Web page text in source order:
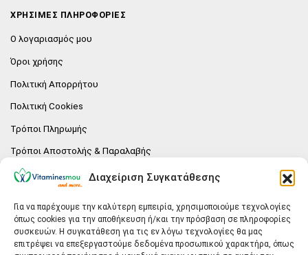
Διαχείριση Συγκατάθεσης
Για να παρέχουμε την καλύτερη εμπειρία, χρησιμοποιούμε τεχνολογίες
όπως cookies για την αποθήκευση ή/και την πρόσβαση σε πληροφορίες
συσκευών. Η συγκατάθεση για τις εν λόγω τεχνολογίες θα μας
επιτρέψει να επεξεργαστούμε δεδομένα προσωπικού χαρακτήρα, όπως
ΧΡΗΣΙΜΕΣ ΠΛΗΡΟΦΟΡΙΕΣ
Ο λογαριασμός μου
Όροι χρήσης
Πολιτική Απορρήτου
Πολιτική Cookies
Τρόποι Πληρωμής
Τρόποι Αποστολής & Παραλαβής
Πολιτική επιστροφών
E-SHOP
Vitaminesmou.gr.